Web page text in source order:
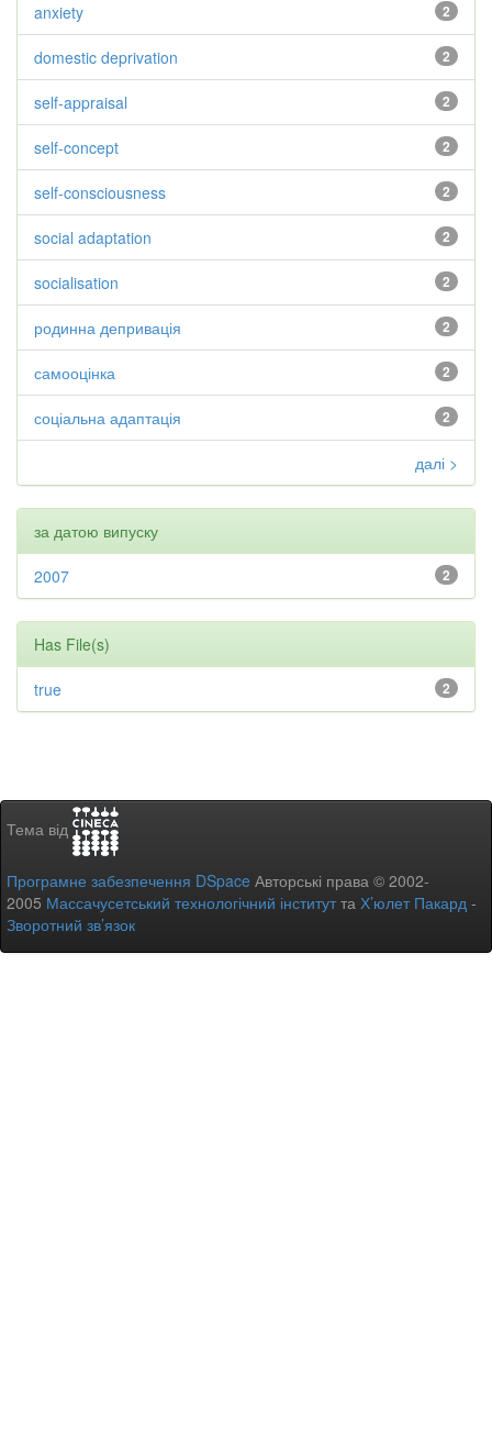
2
anxiety
2
domestic deprivation
2
self-appraisal
2
self-concept
2
self-consciousness
2
social adaptation
2
socialisation
2
родинна депривація
2
самооцінка
2
соціальна адаптація
далі >
за датою випуску
2
2007
Has File(s)
2
true
Тема від
Програмне забезпечення DSpace Авторські права © 2002-
2005 Массачусетський технологічний інститутта Х’юлет Пакард -
Зворотний зв’язок